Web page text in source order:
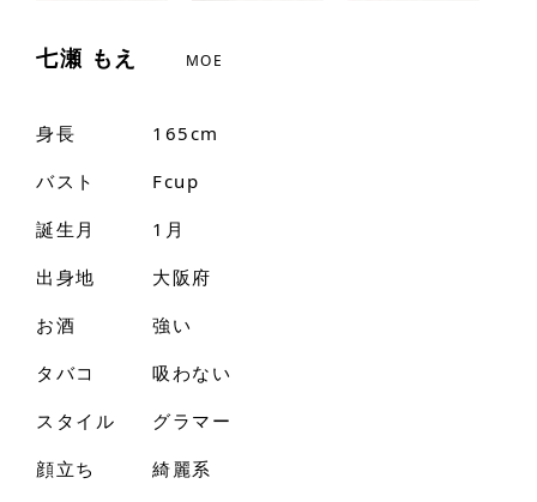
七瀬 もえ MOE
身長
165cm
バスト
Fcup
誕生月
1月
出身地
大阪府
お酒
強い
タバコ
吸わない
スタイル
グラマー
顔立ち
綺麗系